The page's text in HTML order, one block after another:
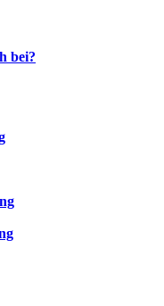
bei?